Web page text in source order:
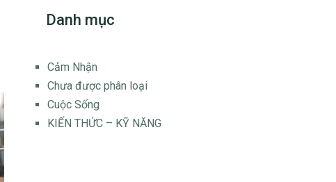
Danh mục
Cảm Nhận
Chưa được phân loại
Cuộc Sống
KIẾN THỨC – KỸ NĂNG